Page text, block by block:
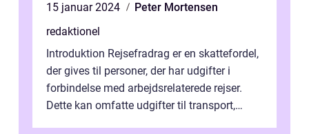
15 januar 2024
Peter Mortensen
redaktionel
Introduktion Rejsefradrag er en skattefordel,
der gives til personer, der har udgifter i
forbindelse med arbejdsrelaterede rejser.
Dette kan omfatte udgifter til transport,